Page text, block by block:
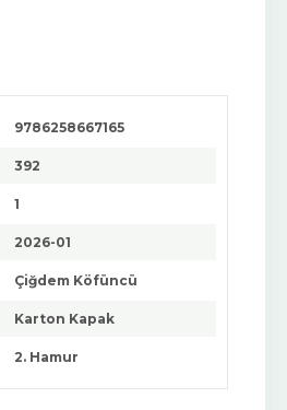
9786258667165
392
1
2026-01
Çiğdem Köfüncü
Karton Kapak
2. Hamur